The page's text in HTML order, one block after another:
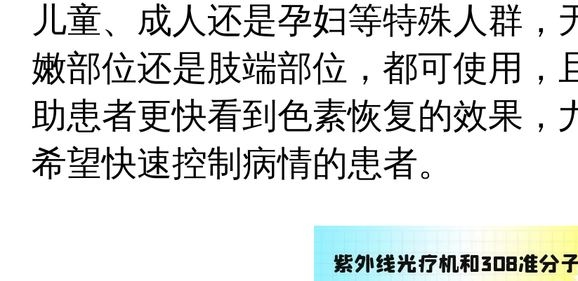
儿童、成人还是孕妇等特殊人群，
嫩部位还是肢端部位，都可使用，
助患者更快看到色素恢复的效果，
希望快速控制病情的患者。